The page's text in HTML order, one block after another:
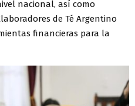
nacional, así como
de Té Argentino
financieras para la